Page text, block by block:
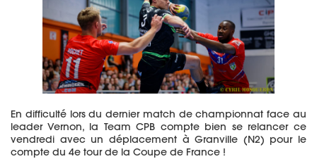
En difficulté lors du dernier match de championnat face au
leader Vernon, la Team CPB compte bien se relancer ce
vendredi avec un déplacement à Granville (N2) pour le
compte du 4e tour de la Coupe de France !